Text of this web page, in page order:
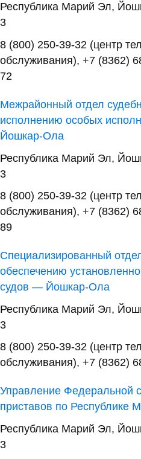
Республика Марий Эл,
3
8 (800) 250-39-32 (центр
обслуживания), +7 (8362)
72
Межрайонный отдел
исполнению особых
Йошкар-Ола
Республика Марий Эл,
3
8 (800) 250-39-32 (центр
обслуживания), +7 (8362)
89
Специализированный
обеспечению
судов — Йошкар-Ола
Республика Марий Эл,
3
8 (800) 250-39-32 (центр
обслуживания), +7 (8362)
Управление Федеральной
приставов по
Республика Марий Эл,
3